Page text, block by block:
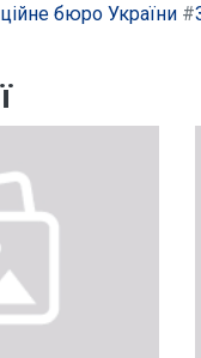
бюро України #